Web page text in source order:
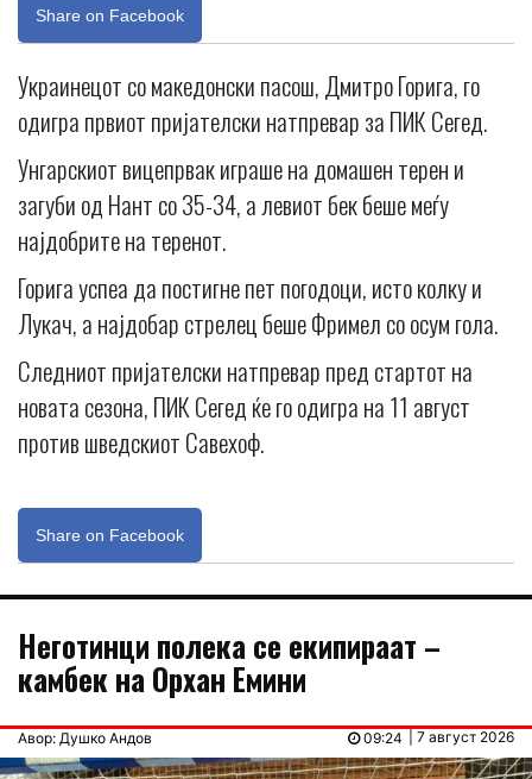
Share on Facebook
Украинецот со македонски пасош, Дмитро Горига, го
одигра првиот пријателски натпревар за ПИК Сегед.
Унгарскиот вицепрвак играше на домашен терен и
загуби од Нант со 35-34, а левиот бек беше меѓу
најдобрите на теренот.
Горига успеа да постигне пет погодоци, исто колку и
Лукач, а најдобар стрелец беше Фримел со осум гола.
Следниот пријателски натпревар пред стартот на
новата сезона, ПИК Сегед ќе го одигра на 11 август
против шведскиот Савехоф.
Share on Facebook
Неготинци полека се екипираат –
камбек на Орхан Емини
Авор: Душко Андов | 7 август 2026
09:24